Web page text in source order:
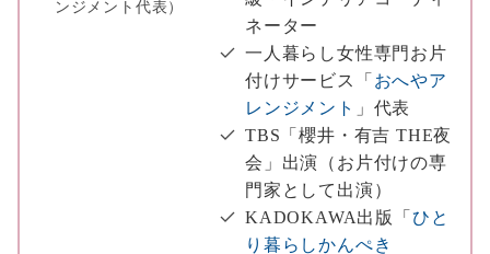
ンジメント代表）
ネーター
一人暮らし女性専門お片
付けサービス「 おへやア
レンジメント
」代表
TBS「櫻井・有吉 THE夜
会」出演（お片付けの専
門家として出演）
KADOKAWA出版「 ひと
り暮らしかんぺき